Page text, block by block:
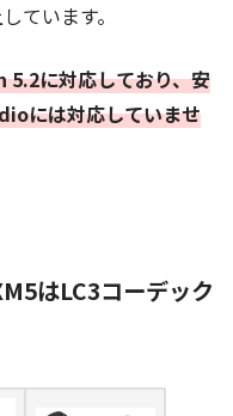
ています。
に対応しており、安
には対応していませ
はLC3コーデック